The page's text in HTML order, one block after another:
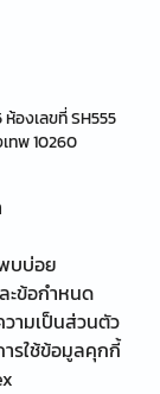
องเลขที่ SH555
ทพ 10260
บบ่อย
ะข้อกำหนด
ามเป็นส่วนตัว
ารใช้ข้อมูลคุกกี้